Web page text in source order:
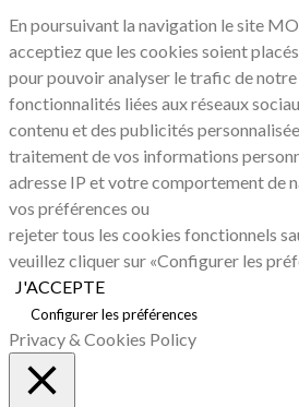
En poursuivant la navigation le site
acceptiez que les cookies soient
pour pouvoir analyser le trafic de
fonctionnalités liées aux réseaux
contenu et des publicités
traitement de vos informations
adresse IP et votre comportement de
vos préférences ou
rejeter tous les cookies fonctionnels
veuillez cliquer sur «Configurer les
J'ACCEPTE
Configurer les préférences
Privacy & Cookies Policy